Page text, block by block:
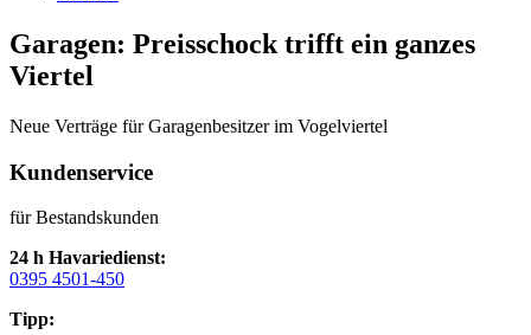
Garagen: Preisschock trifft ein ganzes
Viertel
Neue Verträge für Garagenbesitzer im Vogelviertel
Kundenservice
für Bestandskunden
24 h Havariedienst:
0395 4501-450
Tipp: